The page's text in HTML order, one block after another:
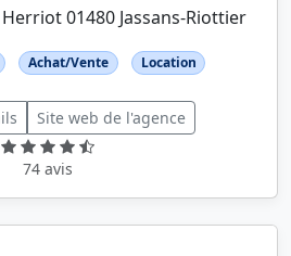
01480 Jassans-Riottier
Achat/Vente Location
Site web de l'agence
74 avis